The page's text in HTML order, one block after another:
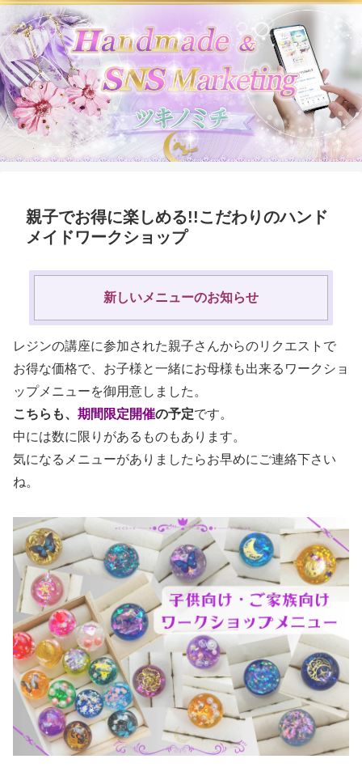
親子でお得に楽しめる!!こだわりのハンド
メイドワークショップ
新しいメニューのお知らせ
レジンの講座に参加された親子さんからのリクエストで
お得な価格で、お子様と一緒にお母様も出来るワークショ
ップメニューを御用意しました。
こちらも、 期間限定開催の予定です。
中には数に限りがあるものもあります。
気になるメニューがありましたらお早めにご連絡下さい
ね。